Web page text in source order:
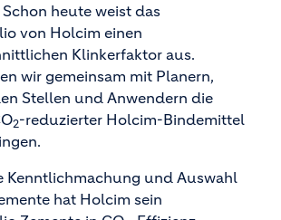
heute weist das
von Holcim einen
Klinkerfaktor aus.
wir gemeinsam mit Planern,
Stellen und Anwendern die
2-reduzierter Holcim-Bindemittel
Kenntlichmachung und Auswahl
hat Holcim sein